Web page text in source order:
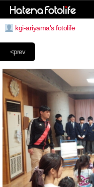
kgi-ariyama's fotolife
<prev